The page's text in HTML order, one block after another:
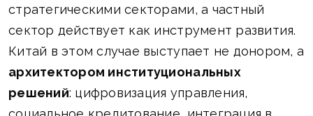
стратегическими секторами, а частный
сектор действует как инструмент развития.
Китай в этом случае выступает не донором, а
архитектором институциональных
решений: цифровизация управления,